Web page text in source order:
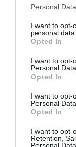
Personal
I want to opt-
personal data.
Opted In
I want to opt-
Personal Data.
Opted In
I want to opt-
Personal
Opted In
I want to opt-
Retention,